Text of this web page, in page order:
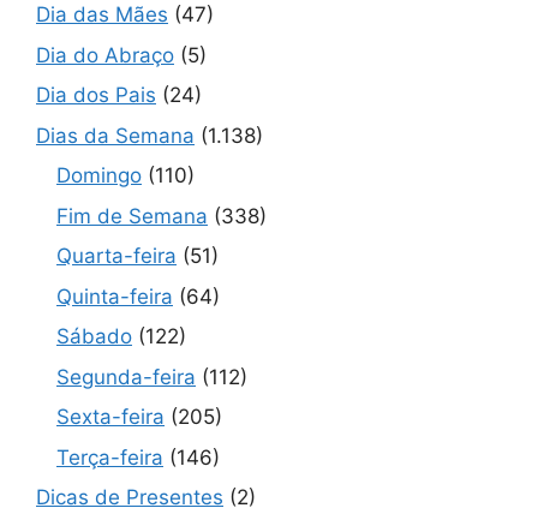
Dia das Mães (47)
Dia do Abraço (5)
Dia dos Pais (24)
Dias da Semana (1.138)
Domingo (110)
Fim de Semana (338)
Quarta-feira (51)
Quinta-feira (64)
Sábado (122)
Segunda-feira (112)
Sexta-feira (205)
Terça-feira (146)
Dicas de Presentes (2)